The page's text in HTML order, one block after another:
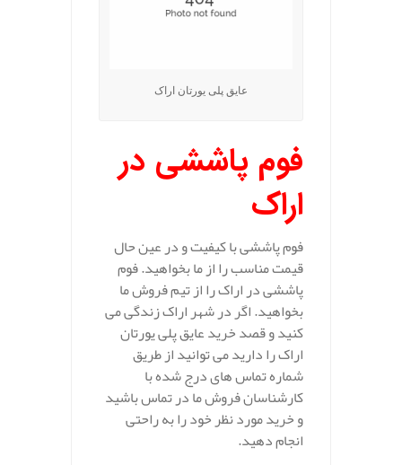
عایق پلی یورتان اراک
فوم پاششی در
اراک
فوم پاششی با کیفیت و در عین حال
قیمت مناسب را از ما بخواهید. فوم
پاششی در اراک را از تیم فروش ما
بخواهید. اگر در شهر اراک زندگی می
کنید و قصد خرید عایق پلی یورتان
اراک را دارید می توانید از طریق
شماره تماس های درج شده با
کارشناسان فروش ما در تماس باشید
و خرید مورد نظر خود را به راحتی
انجام دهید.